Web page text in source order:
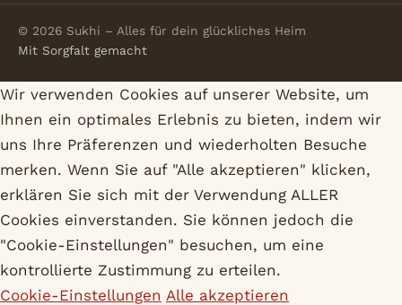
© 2026 Sukhi – Alles für dein glückliches Heim
Mit Sorgfalt gemacht
Wir verwenden Cookies auf unserer Website, um
Ihnen ein optimales Erlebnis zu bieten, indem wir
uns Ihre Präferenzen und wiederholten Besuche
merken. Wenn Sie auf "Alle akzeptieren" klicken,
erklären Sie sich mit der Verwendung ALLER
Cookies einverstanden. Sie können jedoch die
"Cookie-Einstellungen" besuchen, um eine
kontrollierte Zustimmung zu erteilen.
Cookie-Einstellungen Alle akzeptieren